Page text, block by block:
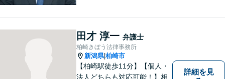
田才 淳一 弁護士
柏崎きぼう法律事務所
新潟県|柏崎市
【柏崎駅徒歩11分】【個人・
法人どちらも対応可能！】相
詳細を見